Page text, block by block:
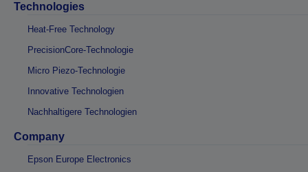
Technologies
Heat-Free Technology
PrecisionCore-Technologie
Micro Piezo-Technologie
Innovative Technologien
Nachhaltigere Technologien
Company
Epson Europe Electronics